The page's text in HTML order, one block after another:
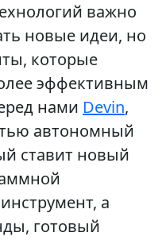
важно
новые идеи, но
которые
эффективным
нами Devin,
автономный
ставит новый
а
готовый